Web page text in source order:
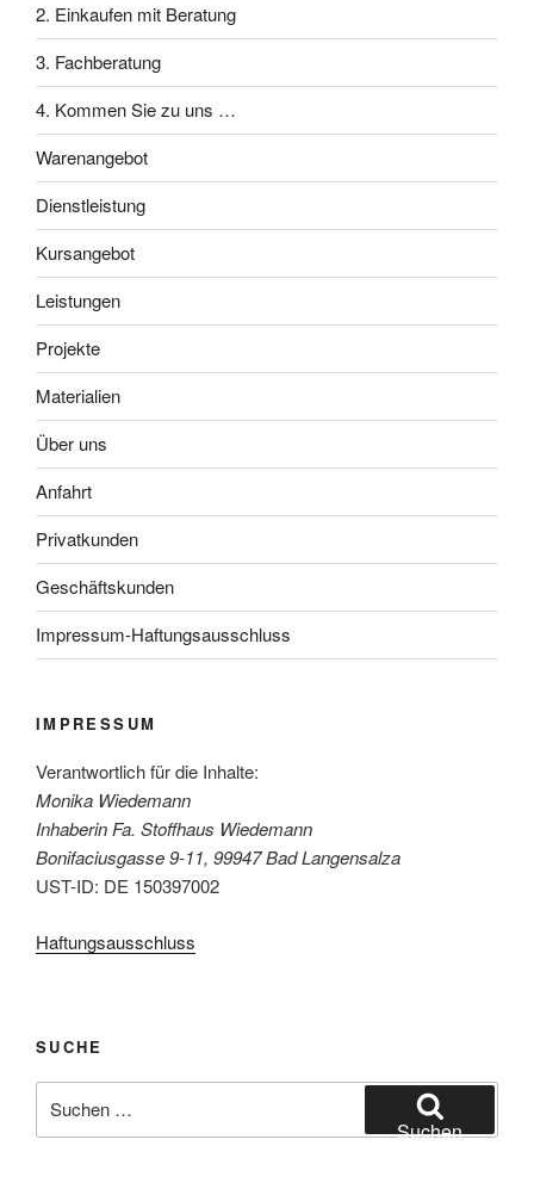
2. Einkaufen mit Beratung
3. Fachberatung
4. Kommen Sie zu uns …
Warenangebot
Dienstleistung
Kursangebot
Leistungen
Projekte
Materialien
Über uns
Anfahrt
Privatkunden
Geschäftskunden
Impressum-Haftungsausschluss
IMPRESSUM
Verantwortlich für die Inhalte:
Monika Wiedemann
Inhaberin Fa. Stoffhaus Wiedemann
Bonifaciusgasse 9-11, 99947 Bad Langensalza
UST-ID: DE 150397002
Haftungsausschluss
SUCHE
nach:
Suchen